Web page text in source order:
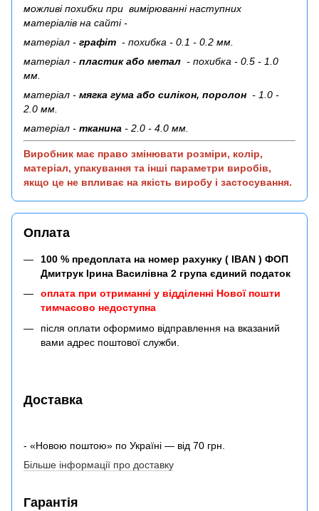
можливі похибки при вимірюванні наступних
матеріалів на сайті -
матеріал - графіт - похибка - 0.1 - 0.2 мм.
матеріал - пластик або метал - похибка - 0.5 - 1.0
мм.
матеріал - мягка гума або силікон, поролон - 1.0 -
2.0 мм.
матеріал - тканина - 2.0 - 4.0 мм.
Виробник має право змінювати розміри, колір,
матеріал, упакування та інші параметри виробів,
якщо це не впливає на якість виробу і застосування.
Оплата
100 % предоплата на номер рахунку ( IBAN ) ФОП
Дмитрук Ірина Василівна 2 група єдиний податок
оплата при отриманні у відділенні Нової пошти
тимчасово недоступна
після оплати оформимо відправлення на вказаний
вами адрес поштової служби.
Доставка
- «Новою поштою» по Україні — від 70 грн.
Більше інформації про доставку
Гарантія